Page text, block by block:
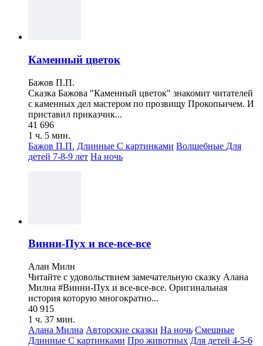
Каменный цветок
Бажов П.П.
Сказка Бажова "Каменный цветок" знакомит читателей
с каменных дел мастером по прозвищу Прокопьичем. И
приставил приказчик...
41 696
1 ч. 5 мин.
Бажов П.П. Длинные С картинками Волшебные Для
детей 7-8-9 лет На ночь
Винни-Пух и все-все-все
Алан Милн
Читайте с удовольствием замечательную сказку Алана
Милна #Винни-Пух и все-все-все. Оригинальная
история которую многократно...
40 915
1 ч. 37 мин.
Алана Милна Авторские сказки На ночь Смешные
Длинные С картинками Про животных Для детей 4-5-6